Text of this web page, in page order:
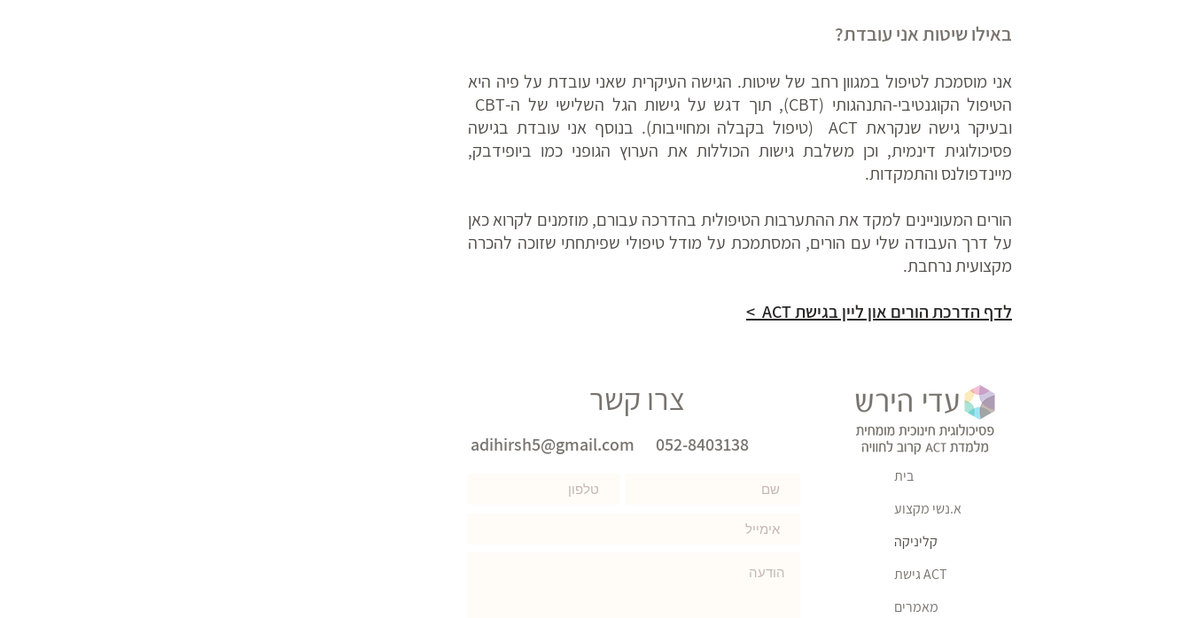
באילו שיטות אני עובדת?
אני מוסמכת לטיפול במגוון רחב של שיטות. הגישה העיקרית שאני עובדת על פיה היא
ובעיקר גישה שנקראת ACT (טיפול בקבלה ומחוייבות). בנוסף אני עובדת בגישה
פסיכולוגית דינמית, וכן משלבת גישות הכוללות את הערוץ הגופני כמו ביופידבק,
מיינדפולנס והתמקדות.
הורים המעוניינים למקד את ההתערבות הטיפולית בהדרכה עבורם, מוזמנים לקרוא כאן
על דרך העבודה שלי עם הורים, המסתמכת על מודל טיפולי שפיתחתי שזוכה להכרה
מקצועית נרחבת.
לדף הדרכת הורים און ליין בגישת ACT >
צרו קשר
adihirsh5@gmail.com 052-8403138
בית
א.נשי מקצוע
קליניקה
גישת ACT
מאמרים